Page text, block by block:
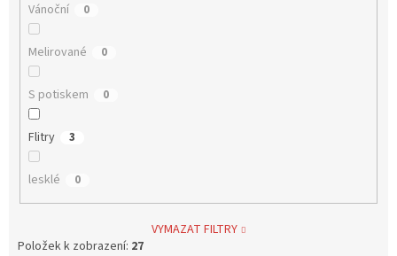
Vánoční 0
Melirované 0
S potiskem 0
Flitry 3
lesklé 0
VYMAZAT FILTRY
Položek k zobrazení: 27